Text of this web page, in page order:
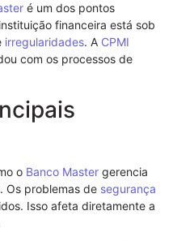
é um dos pontos
financeira está sob
irregularidades. A CPMI
com os processos de
o Banco Master gerencia
Os problemas de segurança
Isso afeta diretamente a